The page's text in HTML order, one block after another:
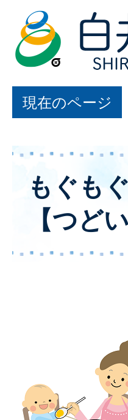
現在のページ
もぐも
【つど